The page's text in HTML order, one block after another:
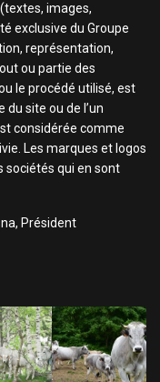
images,
exclusive du Groupe
représentation,
ou partie des
le procédé utilisé, est
site ou de l’un
considérée comme
Les marques et logos
sociétés qui en sont
Président